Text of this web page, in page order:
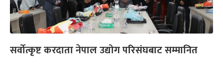
सर्वोत्कृष्ट करदाता नेपाल उद्योग परिसंघबाट सम्मानित